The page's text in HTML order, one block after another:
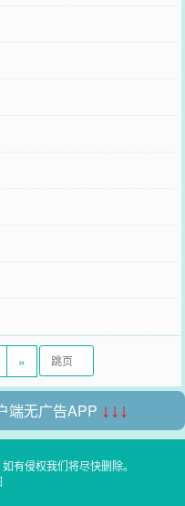
»
端无广告APP ↓↓↓
有侵权我们将尽快删除。